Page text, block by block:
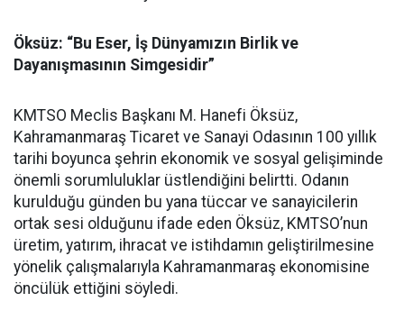
Öksüz: “Bu Eser, İş Dünyamızın Birlik ve
Dayanışmasının Simgesidir”
KMTSO Meclis Başkanı M. Hanefi Öksüz,
Kahramanmaraş Ticaret ve Sanayi Odasının 100 yıllık
tarihi boyunca şehrin ekonomik ve sosyal gelişiminde
önemli sorumluluklar üstlendiğini belirtti. Odanın
kurulduğu günden bu yana tüccar ve sanayicilerin
ortak sesi olduğunu ifade eden Öksüz, KMTSO’nun
üretim, yatırım, ihracat ve istihdamın geliştirilmesine
yönelik çalışmalarıyla Kahramanmaraş ekonomisine
öncülük ettiğini söyledi.